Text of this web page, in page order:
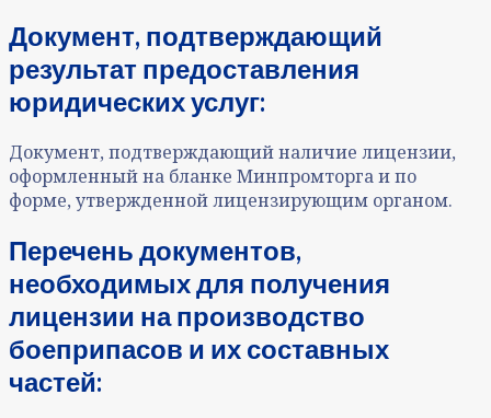
Документ, подтверждающий
результат предоставления
юридических услуг:
Документ, подтверждающий наличие лицензии,
оформленный на бланке Минпромторга и по
форме, утвержденной лицензирующим органом.
Перечень документов,
необходимых для получения
лицензии на производство
боеприпасов и их составных
частей: